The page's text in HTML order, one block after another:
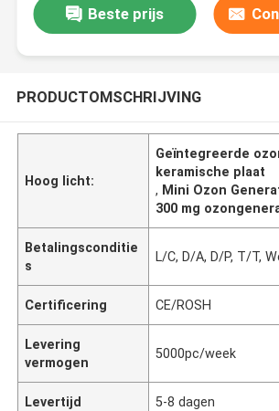
Beste prijs
PRODUCTOMSCHRIJVING
Hoog licht:
Geïntegreerde
keramische plaat
, Mini Ozon
300 mg
Betalingsconditie
s
L/C, D/A, D/P, T/T,
Certificering CE/ROSH
Levering
vermogen
5000pc/week
Levertijd 5-8 dagen